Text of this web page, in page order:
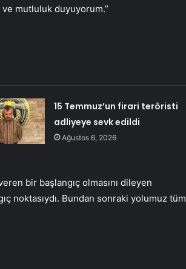
mutluluk duyuyorum.”
15 Temmuz’un firari teröristi
adliyeye sevk edildi
Ağustos 6, 2026
bir başlangıç ​​olmasını dileyen
​​noktasıydı. Bundan sonraki yolumuz tüm